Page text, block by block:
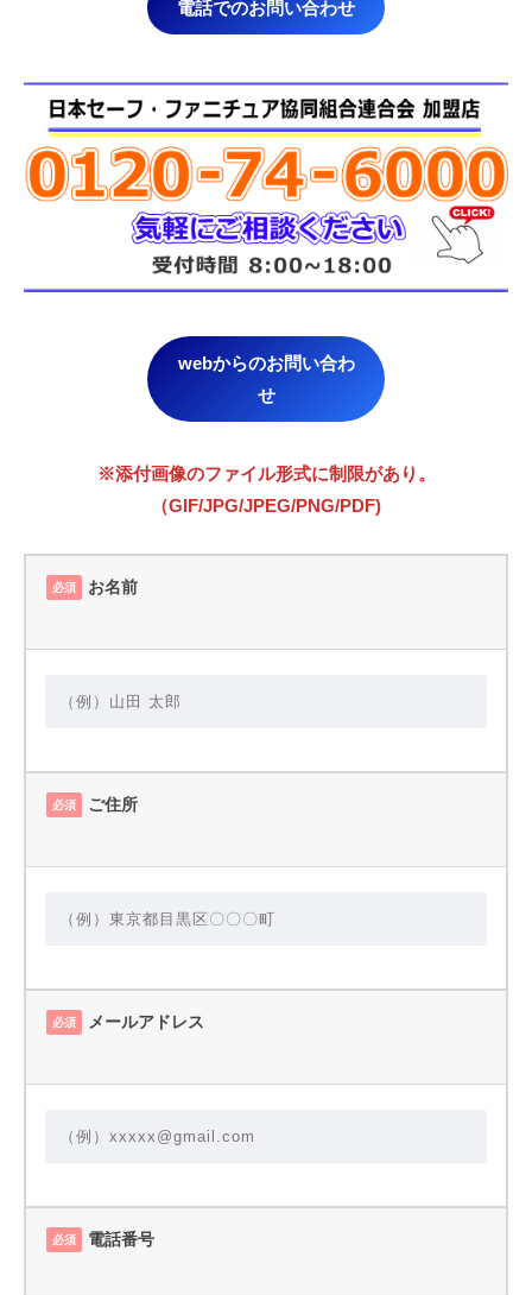
電話でのお問い合わせ
webからのお問い合わ
せ
※添付画像のファイル形式に制限があり。
（GIF/JPG/JPEG/PNG/PDF)
必須 お名前
必須 ご住所
必須 メールアドレス
必須 電話番号